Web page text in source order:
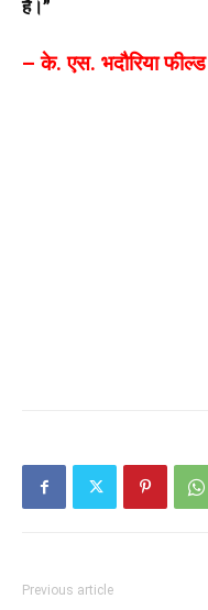
है।”
– के. एस. भदौरिया
Previous article